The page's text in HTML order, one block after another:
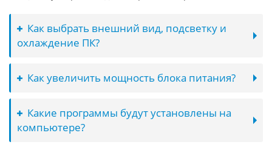
Как выбрать внешний вид, подсветку и
охлаждение ПК?
Как увеличить мощность блока питания?
Какие программы будут установлены на
компьютере?